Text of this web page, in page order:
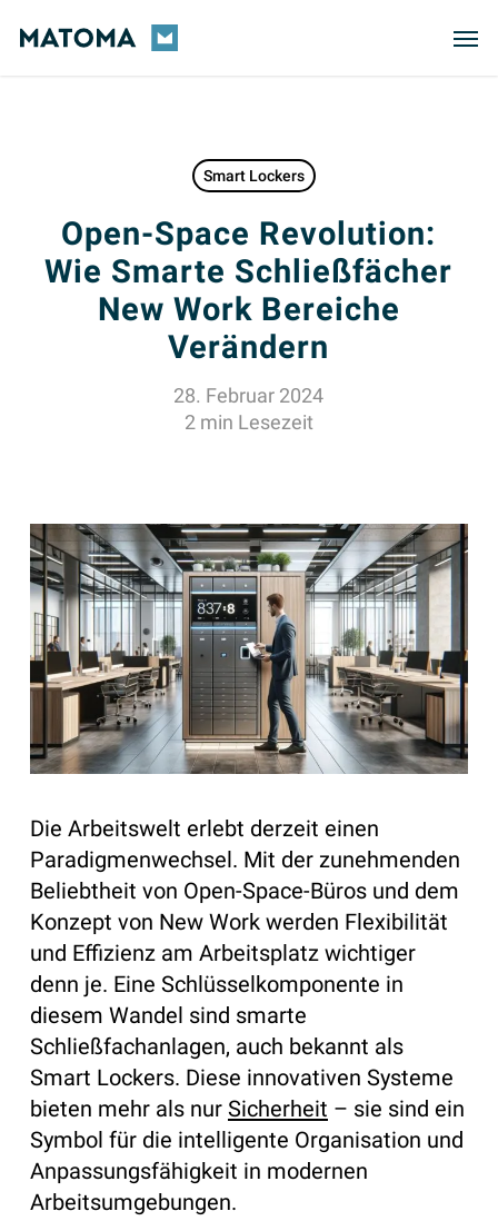
Smart Lockers
Open-Space Revolution:
Wie Smarte Schließfächer
New Work Bereiche
Verändern
28. Februar 2024
2 min Lesezeit
Die Arbeitswelt erlebt derzeit einen
Paradigmenwechsel. Mit der zunehmenden
Beliebtheit von Open-Space-Büros und dem
Konzept von New Work werden Flexibilität
und Effizienz am Arbeitsplatz wichtiger
denn je. Eine Schlüsselkomponente in
diesem Wandel sind smarte
Schließfachanlagen, auch bekannt als
Smart Lockers. Diese innovativen Systeme
bieten mehr als nur Sicherheit – sie sind ein
Symbol für die intelligente Organisation und
Anpassungsfähigkeit in modernen
Arbeitsumgebungen.